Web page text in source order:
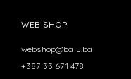
WEB SHOP
webshop@balu.ba
+387 33 671 478